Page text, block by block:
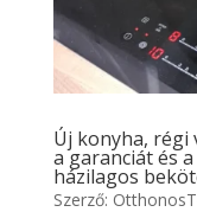
Új konyha, régi
a garanciát és
házilagos
Szerző: